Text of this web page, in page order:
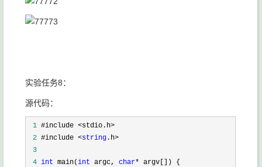
实验任务8：
源代码：
1
2 #include <string
3
4 int main(int argc, char*